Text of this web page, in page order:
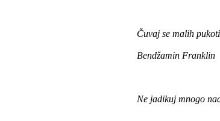
Čuvaj se malih
Bendžamin Franklin
Ne jadikuj mnogo